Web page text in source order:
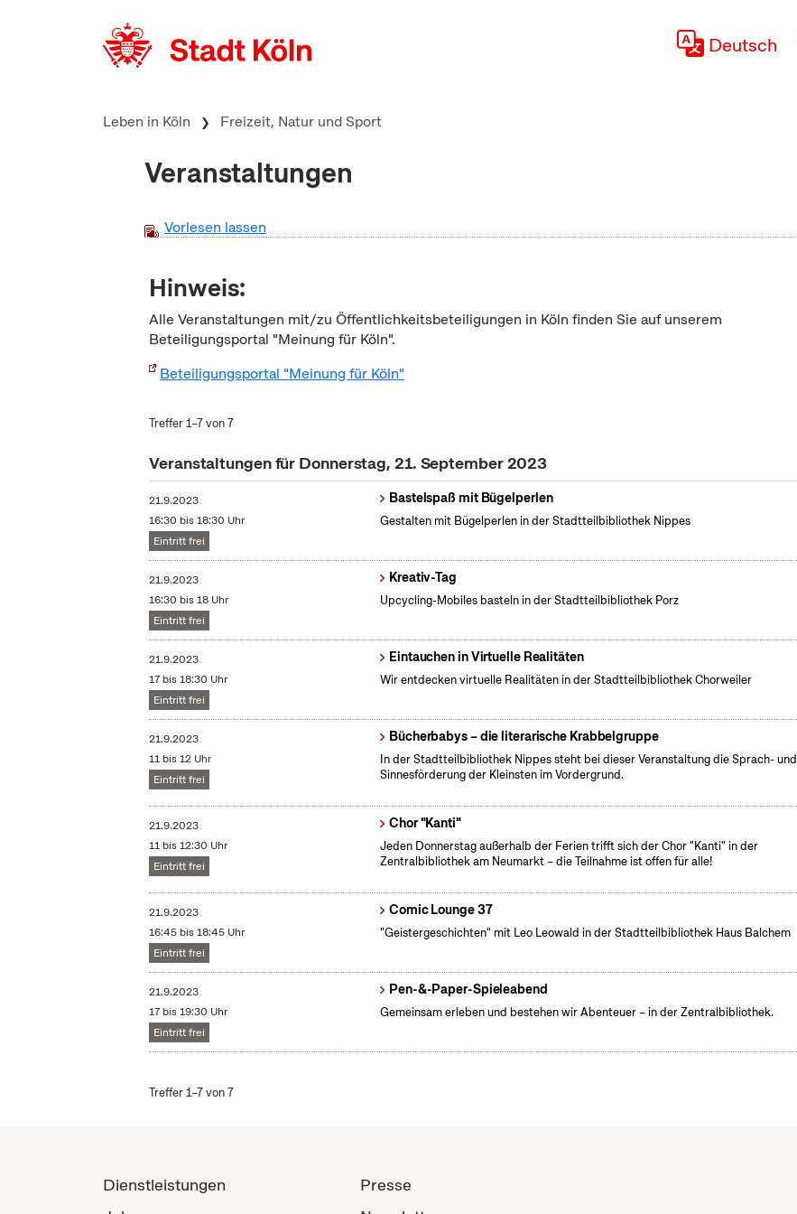
Deutsch
Leben in Köln Freizeit, Natur und Sport
Veranstaltungen
Vorlesen lassen
Hinweis:
Alle Veranstaltungen mit/zu Öffentlichkeitsbeteiligungen in Köln finden Sie auf unserem
Beteiligungsportal "Meinung für Köln".
Beteiligungsportal "Meinung für Köln"
Treffer 1–7 von 7
Veranstaltungen für Donnerstag, 21. September 2023
21.9.2023
16:30 bis 18:30 Uhr
Eintritt frei
Bastelspaß mit Bügelperlen
Gestalten mit Bügelperlen in der Stadtteilbibliothek Nippes
21.9.2023
16:30 bis 18 Uhr
Eintritt frei
Kreativ-Tag
Upcycling-Mobiles basteln in der Stadtteilbibliothek Porz
21.9.2023
17 bis 18:30 Uhr
Eintritt frei
Eintauchen in Virtuelle Realitäten
Wir entdecken virtuelle Realitäten in der Stadtteilbibliothek Chorweiler
21.9.2023
11 bis 12 Uhr
Eintritt frei
Bücherbabys – die literarische Krabbelgruppe
In der Stadtteilbibliothek Nippes steht bei dieser Veranstaltung die Sprach- und
Sinnesförderung der Kleinsten im Vordergrund.
21.9.2023
11 bis 12:30 Uhr
Eintritt frei
Chor "Kanti"
Jeden Donnerstag außerhalb der Ferien trifft sich der Chor "Kanti" in der
Zentralbibliothek am Neumarkt – die Teilnahme ist offen für alle!
21.9.2023
16:45 bis 18:45 Uhr
Eintritt frei
Comic Lounge 37
"Geistergeschichten" mit Leo Leowald in der Stadtteilbibliothek Haus Balchem
21.9.2023
17 bis 19:30 Uhr
Eintritt frei
Pen-&-Paper-Spieleabend
Gemeinsam erleben und bestehen wir Abenteuer – in der Zentralbibliothek.
Treffer 1–7 von 7
Dienstleistungen
Presse